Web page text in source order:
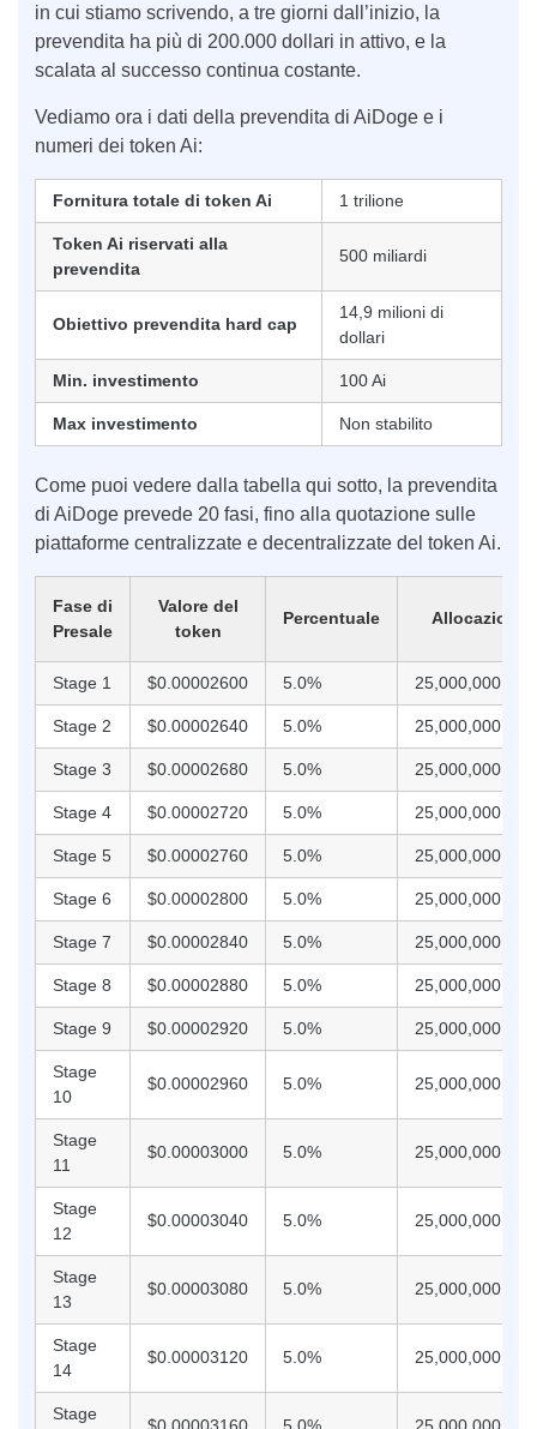
in cui stiamo scrivendo, a tre giorni dall’inizio, la
prevendita ha più di 200.000 dollari in attivo, e la
scalata al successo continua costante.
Vediamo ora i dati della prevendita di AiDoge e i
numeri dei token Ai:
Fornitura totale di token Ai 1 trilione
Token Ai riservati alla
prevendita
500 miliardi
Obiettivo prevendita hard cap
14,9 milioni di
dollari
Min. investimento 100 Ai
Max investimento Non stabilito
Come puoi vedere dalla tabella qui sotto, la prevendita
di AiDoge prevede 20 fasi, fino alla quotazione sulle
piattaforme centralizzate e decentralizzate del token Ai.
Fase di
Presale
Valore del
token
Percentuale Allocazione
Stage 1 $0.00002600 5.0% 25,000,000,000
Stage 2 $0.00002640 5.0% 25,000,000,000
Stage 3 $0.00002680 5.0% 25,000,000,000
Stage 4 $0.00002720 5.0% 25,000,000,000
Stage 5 $0.00002760 5.0% 25,000,000,000
Stage 6 $0.00002800 5.0% 25,000,000,000
Stage 7 $0.00002840 5.0% 25,000,000,000
Stage 8 $0.00002880 5.0% 25,000,000,000
Stage 9 $0.00002920 5.0% 25,000,000,000
Stage
10
$0.00002960 5.0% 25,000,000,000
Stage
11
$0.00003000 5.0% 25,000,000,000
Stage
12
$0.00003040 5.0% 25,000,000,000
Stage
13
$0.00003080 5.0% 25,000,000,000
Stage
14
$0.00003120 5.0% 25,000,000,000
Stage